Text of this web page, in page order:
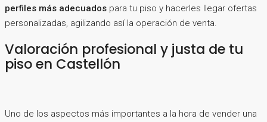
perfiles más adecuados para tu piso y hacerles llegar ofertas
personalizadas, agilizando así la operación de venta.
Valoración profesional y justa de tu
piso en Castellón
Uno de los aspectos más importantes a la hora de vender una